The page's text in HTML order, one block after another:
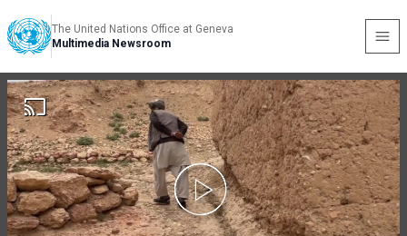
The United Nations Office at Geneva
Multimedia Newsroom